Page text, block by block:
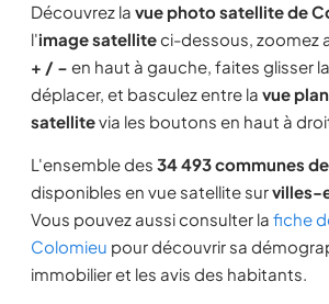
Découvrez la vue photo satellite de
l'image satelliteci-dessous, zoomez
+ / − en haut à gauche, faites glisser
déplacer, et basculez entre la vue plan
satellitevia les boutons en haut à
L'ensemble des 34 493 communes
disponibles en vue satellite survilles-
Vous pouvez aussi consulter la fiche
Colomieu pour découvrir sa
immobilier et les avis des habitants.